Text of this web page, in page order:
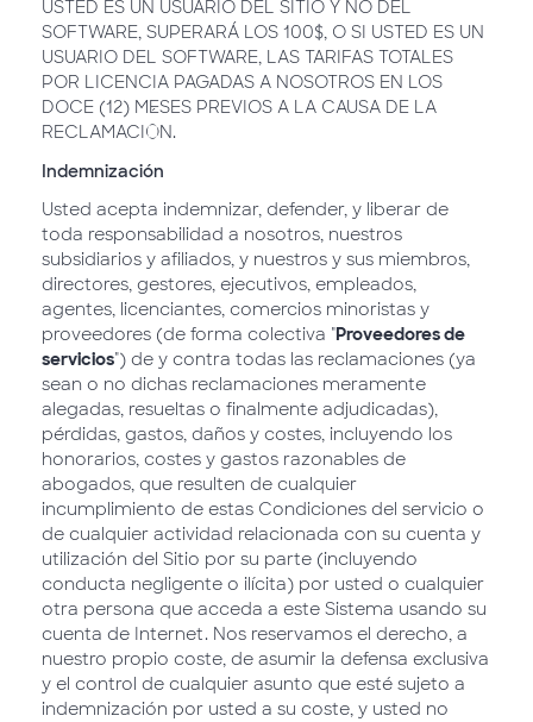
USTED ES UN USUARIO DEL SITIO Y NO DEL
SOFTWARE, SUPERARÁ LOS 100$, O SI USTED ES UN
USUARIO DEL SOFTWARE, LAS TARIFAS TOTALES
POR LICENCIA PAGADAS A NOSOTROS EN LOS
DOCE (12) MESES PREVIOS A LA CAUSA DE LA
RECLAMACIÓN.
Indemnización
Usted acepta indemnizar, defender, y liberar de
toda responsabilidad a nosotros, nuestros
subsidiarios y afiliados, y nuestros y sus miembros,
directores, gestores, ejecutivos, empleados,
agentes, licenciantes, comercios minoristas y
proveedores (de forma colectiva "Proveedores de
servicios") de y contra todas las reclamaciones (ya
sean o no dichas reclamaciones meramente
alegadas, resueltas o finalmente adjudicadas),
pérdidas, gastos, daños y costes, incluyendo los
honorarios, costes y gastos razonables de
abogados, que resulten de cualquier
incumplimiento de estas Condiciones del servicio o
de cualquier actividad relacionada con su cuenta y
utilización del Sitio por su parte (incluyendo
conducta negligente o ilícita) por usted o cualquier
otra persona que acceda a este Sistema usando su
cuenta de Internet. Nos reservamos el derecho, a
nuestro propio coste, de asumir la defensa exclusiva
y el control de cualquier asunto que esté sujeto a
indemnización por usted a su coste, y usted no